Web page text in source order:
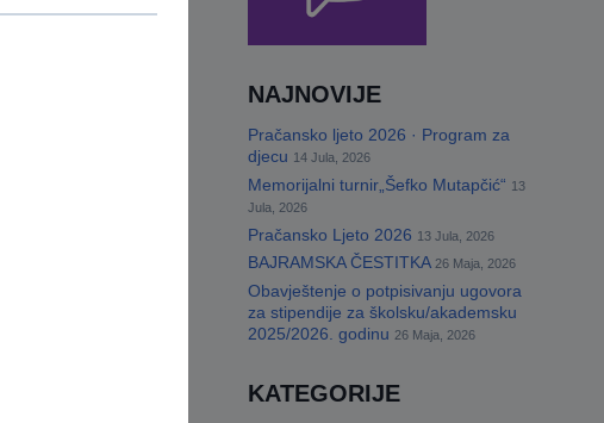
NAJNOVIJE
Pračansko ljeto 2026 · Program za
djecu 14 Jula, 2026
Memorijalni turnir„Šefko Mutapčić“ 13
Jula, 2026
Pračansko Ljeto 2026 13 Jula, 2026
BAJRAMSKA ČESTITKA 26 Maja, 2026
Obavještenje o potpisivanju ugovora
za stipendije za školsku/akademsku
2025/2026. godinu 26 Maja, 2026
KATEGORIJE